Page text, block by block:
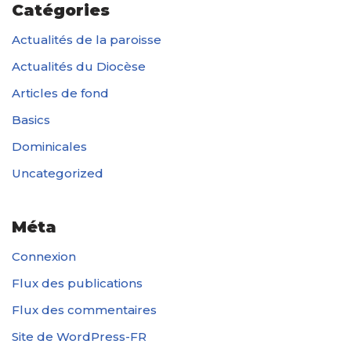
Catégories
Actualités de la paroisse
Actualités du Diocèse
Articles de fond
Basics
Dominicales
Uncategorized
Méta
Connexion
Flux des publications
Flux des commentaires
Site de WordPress-FR